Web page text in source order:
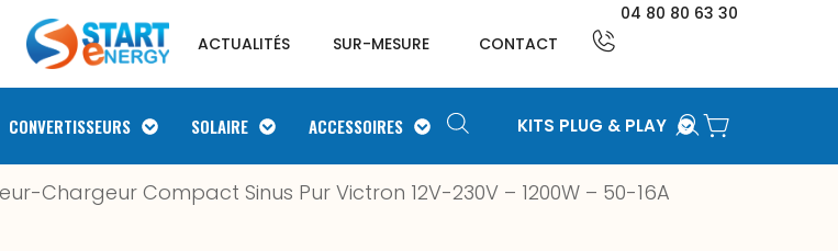
ACTUALITÉS SUR-MESURE CONTACT
04 80 80 63 30
CONVERTISSEURS SOLAIRE ACCESSOIRES KITS PLUG & PLAY
Chargeur Compact Sinus Pur Victron 12V-230V – 1200W – 50-16A